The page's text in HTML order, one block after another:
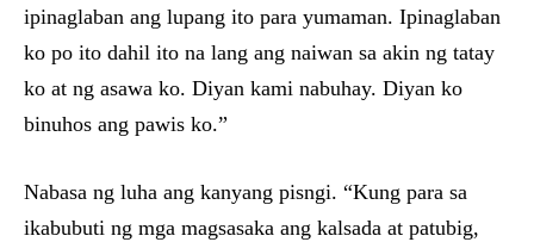
ipinaglaban ang lupang ito para yumaman. Ipinaglaban
ko po ito dahil ito na lang ang naiwan sa akin ng tatay
ko at ng asawa ko. Diyan kami nabuhay. Diyan ko
binuhos ang pawis ko.”
Nabasa ng luha ang kanyang pisngi. “Kung para sa
ikabubuti ng mga magsasaka ang kalsada at patubig,